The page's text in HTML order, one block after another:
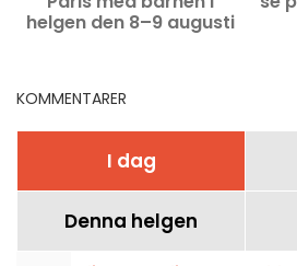
helgen den 8–9 augusti
KOMMENTARER
I dag
Denna helgen